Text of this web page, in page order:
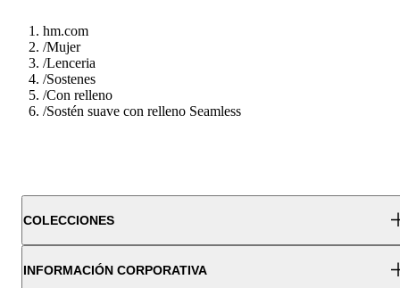
hm.com
/Mujer
/Lenceria
/Sostenes
/Con relleno
/Sostén suave con relleno Seamless
COLECCIONES
INFORMACIÓN CORPORATIVA